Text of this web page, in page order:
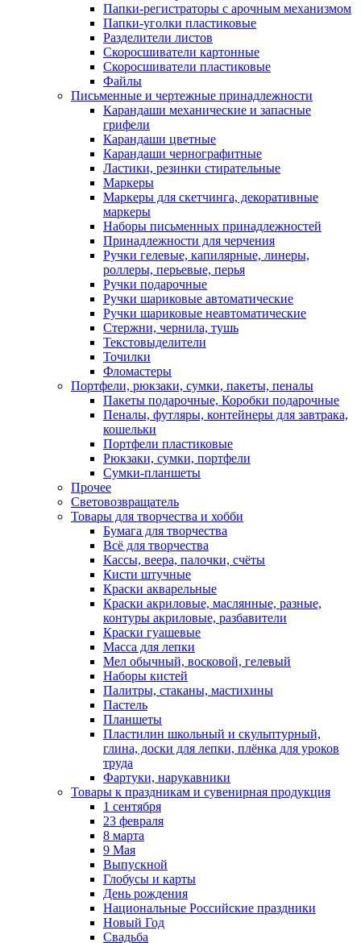
Папки-регистраторы с арочным механизмом
Папки-уголки пластиковые
Разделители листов
Скоросшиватели картонные
Скоросшиватели пластиковые
Файлы
Письменные и чертежные принадлежности
Карандаши механические и запасные
грифели
Карандаши цветные
Карандаши чернографитные
Ластики, резинки стирательные
Маркеры
Маркеры для скетчинга, декоративные
маркеры
Наборы письменных принадлежностей
Принадлежности для черчения
Ручки гелевые, капилярные, линеры,
роллеры, перьевые, перья
Ручки подарочные
Ручки шариковые автоматические
Ручки шариковые неавтоматические
Стержни, чернила, тушь
Текстовыделители
Точилки
Фломастеры
Портфели, рюкзаки, сумки, пакеты, пеналы
Пакеты подарочные, Коробки подарочные
Пеналы, футляры, контейнеры для завтрака,
кошельки
Портфели пластиковые
Рюкзаки, сумки, портфели
Сумки-планшеты
Прочее
Световозвращатель
Товары для творчества и хобби
Бумага для творчества
Всё для творчества
Кассы, веера, палочки, счёты
Кисти штучные
Краски акварельные
Краски акриловые, маслянные, разные,
контуры акриловые, разбавители
Краски гуашевые
Масса для лепки
Мел обычный, восковой, гелевый
Наборы кистей
Палитры, стаканы, мастихины
Пастель
Планшеты
Пластилин школьный и скульптурный,
глина, доски для лепки, плёнка для уроков
труда
Фартуки, нарукавники
Товары к праздникам и сувенирная продукция
1 сентября
23 февраля
8 марта
9 Мая
Выпускной
Глобусы и карты
День рождения
Национальные Российские праздники
Новый Год
Свадьба